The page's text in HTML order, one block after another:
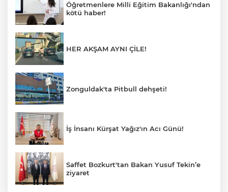
Öğretmenlere Milli Eğitim Bakanlığı'ndan
kötü haber!
HER AKŞAM AYNI ÇİLE!
Zonguldak'ta Pitbull dehşeti!
İş İnsanı Kürşat Yağız'ın Acı Günü!
Saffet Bozkurt'tan Bakan Yusuf Tekin’e
ziyaret